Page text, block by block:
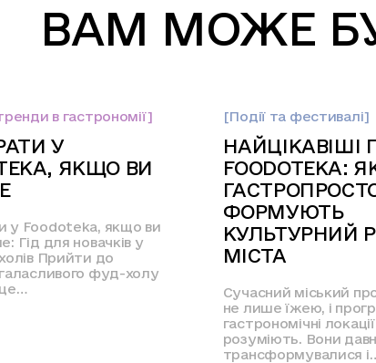
ВАМ МОЖЕ
в гастрономії]
У
ЯКЩО ВИ
у Foodoteka, якщо ви
Гід для новачків у
Прийти до
фуд-холу
[Події та фестивалі]
НАЙЦІКАВІШІ
FOODOTEKA:
ФОРМУЮТЬ
КУЛЬТУРНИЙ
МІСТА
Сучасний міський
не лише їжею, і
гастрономічні
розуміють. Вони
трансформувалися